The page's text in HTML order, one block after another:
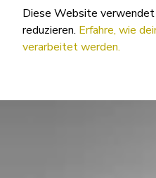
Diese Website
reduzieren. Erfahre, wie
verarbeitet werden.